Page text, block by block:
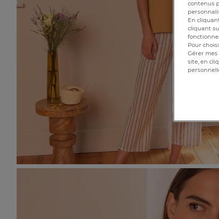
contenus
En
cliquant
Pour
Gérer
site, en